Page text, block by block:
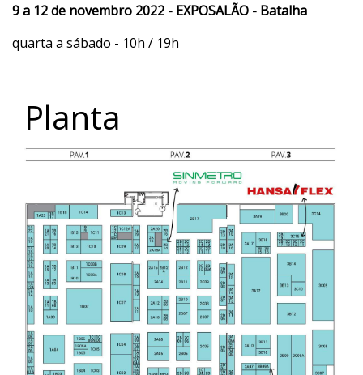
9 a 12 de novembro 2022 - EXPOSALÃO - Batalha
quarta a sábado - 10h / 19h
Planta